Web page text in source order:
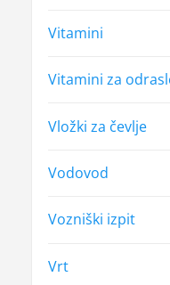
Vitamini
Vitamini za
Vložki za čevlje
Vodovod
Vozniški izpit
Vrt